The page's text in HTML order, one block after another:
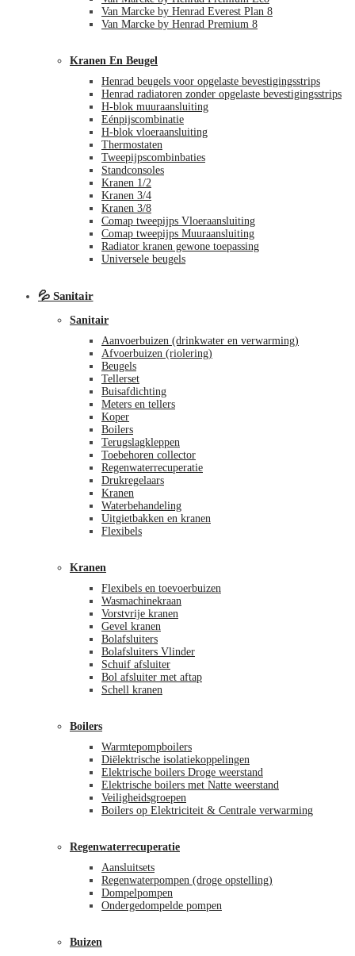
Van Marcke by Henrad Everest Plan 8
Van Marcke by Henrad Premium 8
Kranen En Beugel
Henrad beugels voor opgelaste bevestigingsstrips
Henrad radiatoren zonder opgelaste bevestigingsstrips
H-blok muuraansluiting
Eénpijscombinatie
H-blok vloeraansluiting
Thermostaten
Tweepijpscombinbaties
Standconsoles
Kranen 1/2
Kranen 3/4
Kranen 3/8
Comap tweepijps Vloeraansluiting
Comap tweepijps Muuraansluiting
Radiator kranen gewone toepassing
Universele beugels
💦 Sanitair
Sanitair
Aanvoerbuizen (drinkwater en verwarming)
Afvoerbuizen (riolering)
Beugels
Tellerset
Buisafdichting
Meters en tellers
Koper
Boilers
Terugslagkleppen
Toebehoren collector
Regenwaterrecuperatie
Drukregelaars
Kranen
Waterbehandeling
Uitgietbakken en kranen
Flexibels
Kranen
Flexibels en toevoerbuizen
Wasmachinekraan
Vorstvrije kranen
Gevel kranen
Bolafsluiters
Bolafsluiters Vlinder
Schuif afsluiter
Bol afsluiter met aftap
Schell kranen
Boilers
Warmtepompboilers
Diëlektrische isolatiekoppelingen
Elektrische boilers Droge weerstand
Elektrische boilers met Natte weerstand
Veiligheidsgroepen
Boilers op Elektriciteit & Centrale verwarming
Regenwaterrecuperatie
Aansluitsets
Regenwaterpompen (droge opstelling)
Dompelpompen
Ondergedompelde pompen
Buizen